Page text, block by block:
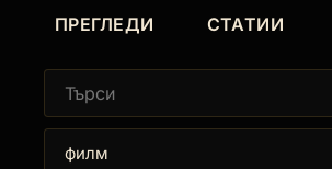
ПРЕГЛЕДИ СТАТИИ